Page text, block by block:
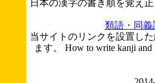
日本の漢字の書き順を覚え
類語・同義
当サイトのリンクを設置し
ます。 How to write kanji and